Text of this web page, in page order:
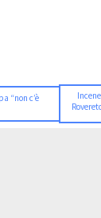
“non c’è